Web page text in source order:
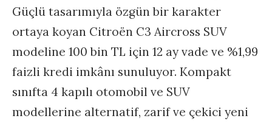
Güçlü tasarımıyla özgün bir karakter
ortaya koyan Citroën C3 Aircross SUV
modeline 100 bin TL için 12 ay vade ve %1,99
faizli kredi imkânı sunuluyor. Kompakt
sınıfta 4 kapılı otomobil ve SUV
modellerine alternatif, zarif ve çekici yeni